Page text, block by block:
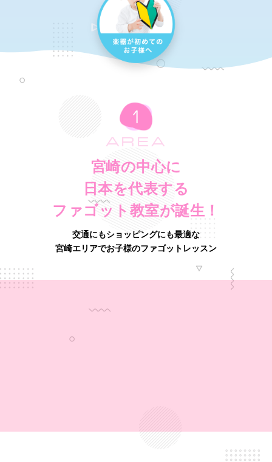
AREA
宮崎の中心に
日本を代表する
ファゴット教室が誕生！
交通にもショッピングにも最適な
宮崎エリアでお子様のファゴットレッスン